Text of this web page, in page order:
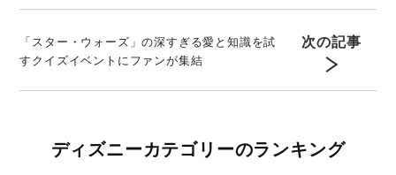
「スター・ウォーズ」の深すぎる愛と知識を試
すクイズイベントにファンが集結
次の記事
ディズニーカテゴリーのランキング